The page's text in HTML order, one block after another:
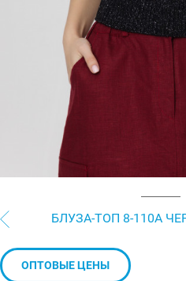
БЛУЗА-ТОП 8-110А
ОПТОВЫЕ ЦЕНЫ